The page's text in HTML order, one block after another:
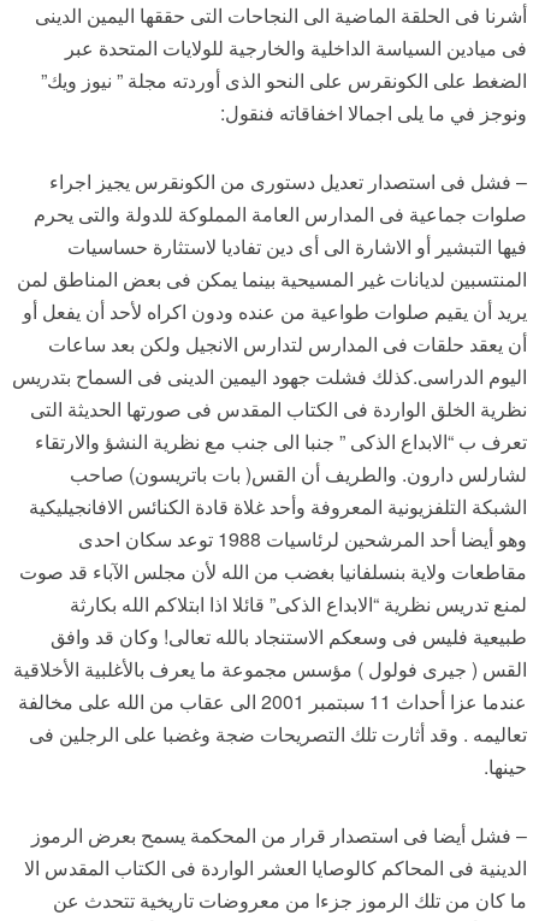
أشرنا فى الحلقة الماضية الى النجاحات التى حققها اليمين الدينى
فى ميادين السياسة الداخلية والخارجية للولايات المتحدة عبر
الضغط على الكونقرس على النحو الذى أوردته مجلة ” نيوز ويك”
ونوجز في ما يلى اجمالا اخفاقاته فنقول:
– فشل فى استصدار تعديل دستورى من الكونقرس يجيز اجراء
صلوات جماعية فى المدارس العامة المملوكة للدولة والتى يحرم
فيها التبشير أو الاشارة الى أى دين تفاديا لاستثارة حساسيات
المنتسبين لديانات غير المسيحية بينما يمكن فى بعض المناطق لمن
يريد أن يقيم صلوات طواعية من عنده ودون اكراه لأحد أن يفعل أو
أن يعقد حلقات فى المدارس لتدارس الانجيل ولكن بعد ساعات
اليوم الدراسى.كذلك فشلت جهود اليمين الدينى فى السماح بتدريس
نظرية الخلق الواردة فى الكتاب المقدس فى صورتها الحديثة التى
تعرف ب “الابداع الذكى ” جنبا الى جنب مع نظرية النشؤ والارتقاء
لشارلس دارون. والطريف أن القس( بات باتريسون) صاحب
الشبكة التلفزيونية المعروفة وأحد غلاة قادة الكنائس الافانجيليكية
وهو أيضا أحد المرشحين لرئاسيات 1988 توعد سكان احدى
مقاطعات ولاية بنسلفانيا بغضب من الله لأن مجلس الآباء قد صوت
لمنع تدريس نظرية “الابداع الذكى” قائلا اذا ابتلاكم الله بكارثة
طبيعية فليس فى وسعكم الاستنجاد بالله تعالى! وكان قد وافق
القس ( جيرى فولول ) مؤسس مجموعة ما يعرف بالأغلبية الأخلاقية
عندما عزا أحداث 11 سبتمبر 2001 الى عقاب من الله على مخالفة
تعاليمه . وقد أثارت تلك التصريحات ضجة وغضبا على الرجلين فى
حينها.
– فشل أيضا فى استصدار قرار من المحكمة يسمح بعرض الرموز
الدينية فى المحاكم كالوصايا العشر الواردة فى الكتاب المقدس الا
ما كان من تلك الرموز جزءا من معروضات تاريخية تتحدث عن